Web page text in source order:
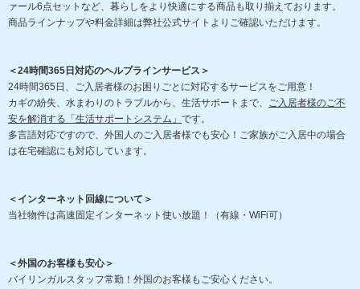
ァール6点セットなど、暮らしをより快適にする商品も取り揃えております。
商品ラインナップや料金詳細は弊社公式サイトよりご確認いただけます。
＜24時間365日対応のヘルプラインサービス＞
24時間365日、ご入居者様のお困りごとに対応するサービスをご用意！
カギの紛失、水まわりのトラブルから、生活サポートまで、 ご入居者様のご不
安を解消する「生活サポートシステム」 です。
多言語対応ですので、外国人のご入居者様でも安心！ご家族がご入居中の場合
は在宅確認にも対応しています。
＜インターネット回線について＞
当社物件は高速固定インターネット使い放題！（有線・WiFi可）
＜外国のお客様も安心＞
バイリンガルスタッフ常勤！外国のお客様もご安心ください。